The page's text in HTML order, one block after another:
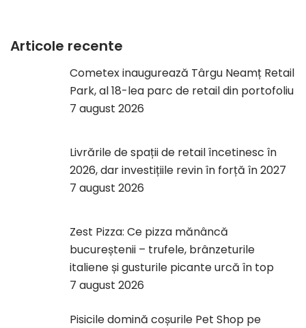
Articole recente
Cometex inaugurează Târgu Neamț Retail
Park, al 18-lea parc de retail din portofoliu
7 august 2026
Livrările de spații de retail încetinesc în
2026, dar investițiile revin în forță în 2027
7 august 2026
Zest Pizza: Ce pizza mănâncă
bucureștenii – trufele, brânzeturile
italiene și gusturile picante urcă în top
7 august 2026
Pisicile domină coșurile Pet Shop pe